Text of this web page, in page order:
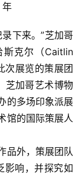
年
下来。”芝加哥
斯克尔（Caitlin
次展览的策展团
芝加哥艺术博物
的多场印象派展
馆的国际策展人
品外，策展团队
影响，并探究如